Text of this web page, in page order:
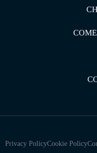
Privacy PolicyCookie Policy